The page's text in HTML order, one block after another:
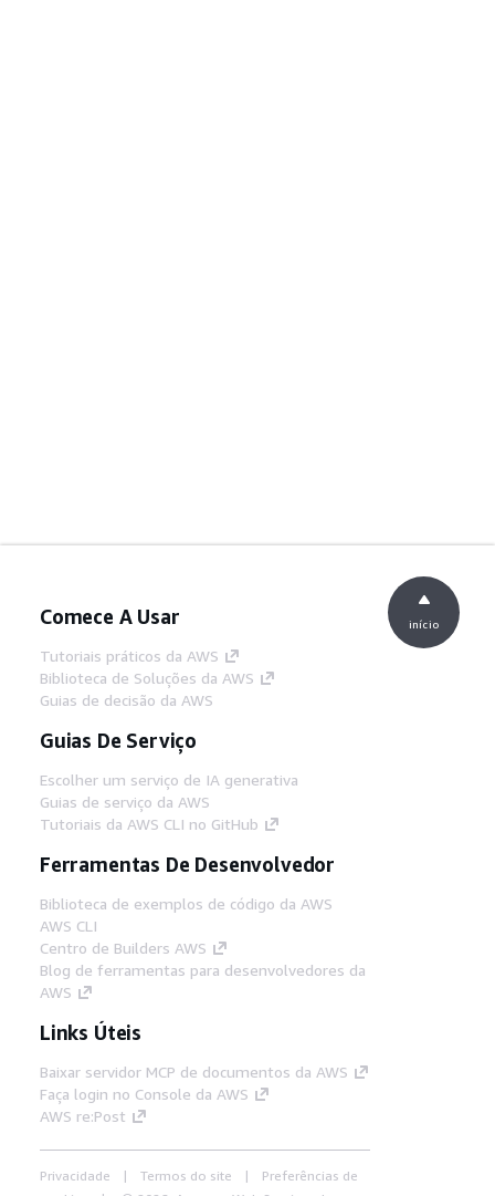
Comece A Usar
Tutoriais práticos da AWS
Biblioteca de Soluções da AWS
Guias de decisão da AWS
Guias De Serviço
Escolher um serviço de IA generativa
Guias de serviço da AWS
Tutoriais da AWS CLI no GitHub
Ferramentas De Desenvolvedor
Biblioteca de exemplos de código da AWS
AWS CLI
Centro de Builders AWS
Blog de ferramentas para desenvolvedores da
AWS
Links Úteis
Baixar servidor MCP de documentos da AWS
Faça login no Console da AWS
AWS re:Post
Privacidade Termos do site
Preferências de
início